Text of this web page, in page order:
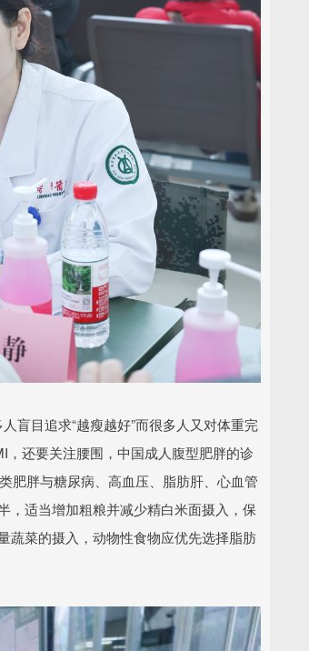
盲目追求“越瘦越好”而很多人又对体重完
还要关注腰围，中国成人腹型肥胖的诊
肥胖与糖尿病、高血压、脂肪肝、心血管
，适当增加粗粮并减少精白米面摄入，保
蔬菜的摄入，动物性食物应优先选择脂肪